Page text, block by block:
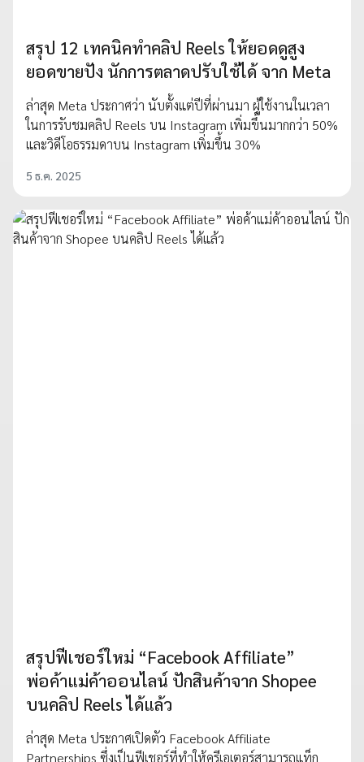
สรุป 12 เทคนิคทำคลิป Reels ให้ยอดดูสูง
ยอดขายปัง นักการตลาดปรับใช้ได้ จาก Meta
ล่าสุด Meta ประกาศว่า นับตั้งแต่ปีที่ผ่านมา ผู้ใช้งานในเวลา
ในการรับชมคลิป Reels บน Instagram เพิ่มขึ้นมากกว่า 50%
และวิดีโอธรรมดาบน Instagram เพิ่มขึ้น 30%
5 ธ.ค. 2025
สรุปฟีเชอร์ใหม่ “Facebook Affiliate”
พ่อค้าแม่ค้าออนไลน์ ปักสินค้าจาก Shopee
บนคลิป Reels ได้แล้ว
ล่าสุด Meta ประกาศเปิดตัว Facebook Affiliate
Partnerships ซึ่งเป็นฟีเชอร์ที่ทำให้ครีเอเตอร์สามารถแท็ก